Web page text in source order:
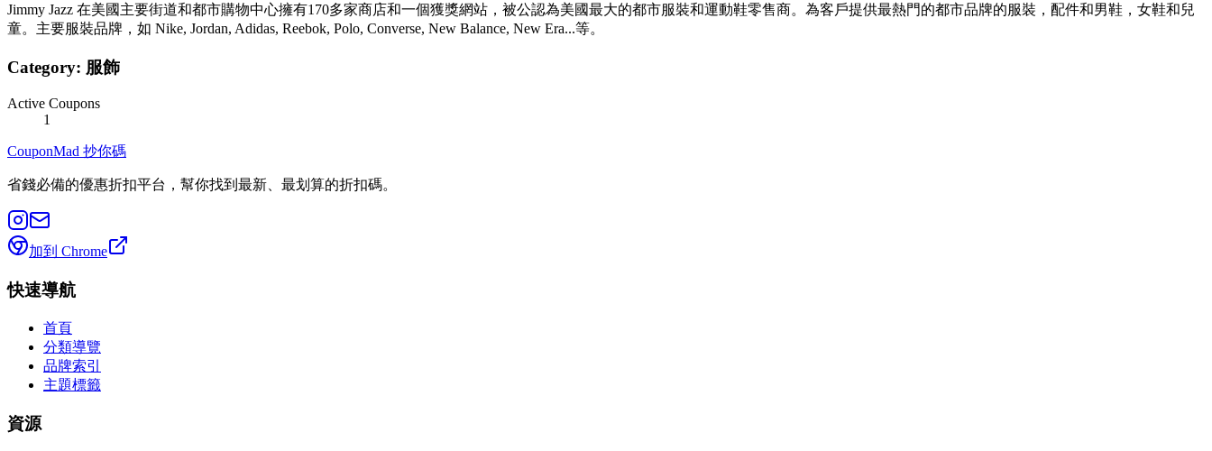
Jimmy Jazz 在美國主要街道和都市購物中心擁有170多家商店和一個獲獎網站，被公認為美國最大的都市服裝和運動鞋零售商。為客戶提供最熱門的都市品牌的服裝，配件和男鞋，女鞋和兒
童。主要服裝品牌，如 Nike, Jordan, Adidas, Reebok, Polo, Converse, New Balance, New Era...等。
Category: 服飾
Active Coupons
1
CouponMad 抄你碼
省錢必備的優惠折扣平台，幫你找到最新、最划算的折扣碼。
加到 Chrome
快速導航
首頁
分類導覽
品牌索引
主題標籤
資源